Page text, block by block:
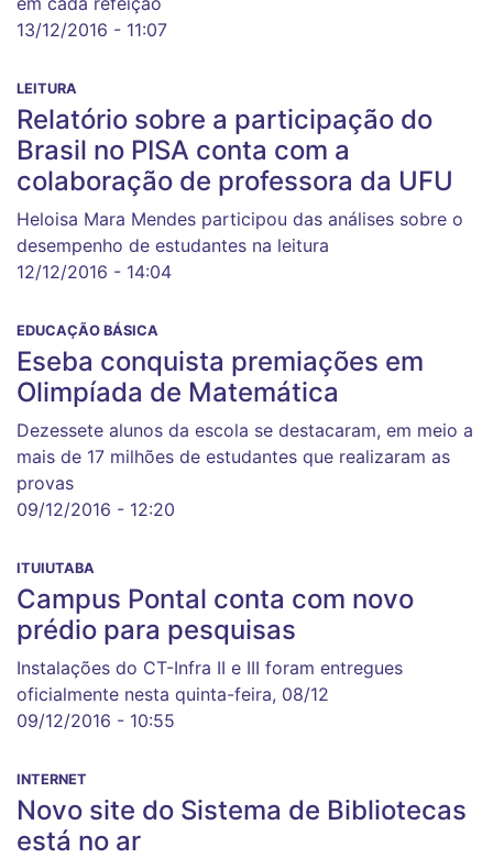
13/12/2016 - 11:07
LEITURA
Relatório sobre a participação do
Brasil no PISA conta com a
colaboração de professora da UFU
Heloisa Mara Mendes participou das análises sobre o
desempenho de estudantes na leitura
12/12/2016 - 14:04
EDUCAÇÃO BÁSICA
Eseba conquista premiações em
Olimpíada de Matemática
Dezessete alunos da escola se destacaram, em meio a
mais de 17 milhões de estudantes que realizaram as
provas
09/12/2016 - 12:20
ITUIUTABA
Campus Pontal conta com novo
prédio para pesquisas
Instalações do CT-Infra II e III foram entregues
oficialmente nesta quinta-feira, 08/12
09/12/2016 - 10:55
INTERNET
Novo site do Sistema de Bibliotecas
está no ar